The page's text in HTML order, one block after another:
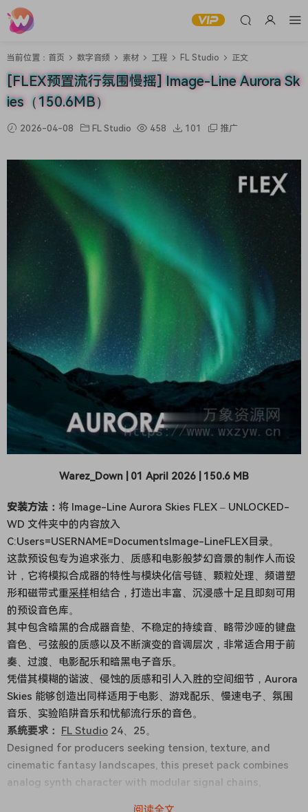
当前位置： 首页 数字音频 素材 工程 FL Studio 正文
[FLEX预置流行氛围慢摇] Image-Line Aurora Sk
ies（150.6MB）
2026-04-08 FL Studio 458 101 推广
Warez_Down | 01 April 2026 | 150.6 MB
安装方法： 将 Image-Line Aurora Skies FLEX – UNLOCKED-
WD 文件夹中的内容放入
C:Users=USERNAME=DocumentsImage-LineFLEX目录。
这款预设包专为追求张力、质感和电影般梦幻音景的制作人而设
计，它将模拟合成器的特性与模块化信号链、颗粒处理、频谱塑
形和磁带式重采样相结合，打造出丰富、沉浸感十足且即刻可用
的预设音色库。
其中包含暗黑的合成器音垫、不稳定的持续音、略带沙哑的键盘
音色、弓弦般的质感以及不断演变的音调层次，非常适合用于前
奏、过渡、电影配乐和暗黑电子音乐。
凭借其模糊的谐波、侵蚀的质感和引人入胜的空间细节，Aurora
Skies 能够创造出同样适用于电影、游戏配乐、慢速电子、氛围
音乐、实验陷阱音乐和忧郁流行乐的音色。
系统要求：
FL Studio 24、25。
Designed for producers seeking tension, texture, and
cinematic fantasy landscapes, this preset pack combines
analog synth character with modular signal chains,